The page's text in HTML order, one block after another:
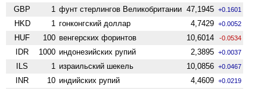
GBP 1 фунт стерлингов Велико­британии 47,1945 +0.1601
HKD 1 гонконгский доллар 4,7429 +0.0052
HUF 100 венгерских форинтов 10,6014 -0.0534
IDR 1000 индонезийских рупий 2,3895 +0.0037
ILS 1 израильский шекель 10,0856 +0.0467
INR 10 индийских рупий 4,4609 +0.0219